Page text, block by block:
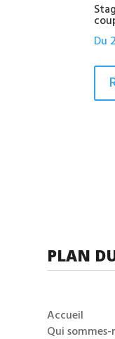
Du
PLAN
Accueil
Qui sommes-